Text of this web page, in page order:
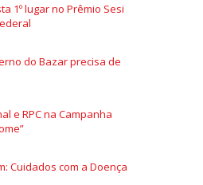
1º lugar no Prêmio Sesi
do Bazar precisa de
e RPC na Campanha
Cuidados com a Doença